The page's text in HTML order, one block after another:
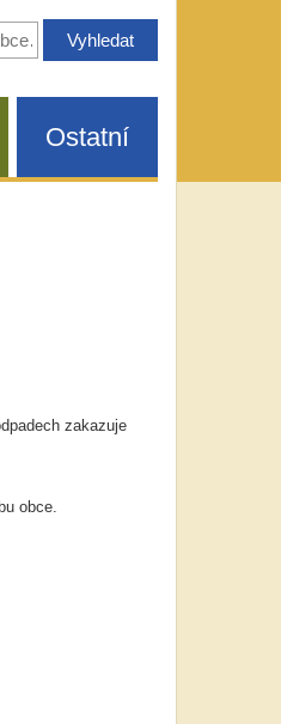
Ostatní
zakazuje
obce.